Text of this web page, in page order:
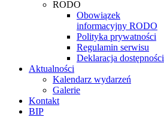
RODO
Obowiązek
informacyjny RODO
Polityka prywatności
Regulamin serwisu
Deklaracja dostępności
Aktualności
Kalendarz wydarzeń
Galerie
Kontakt
BIP